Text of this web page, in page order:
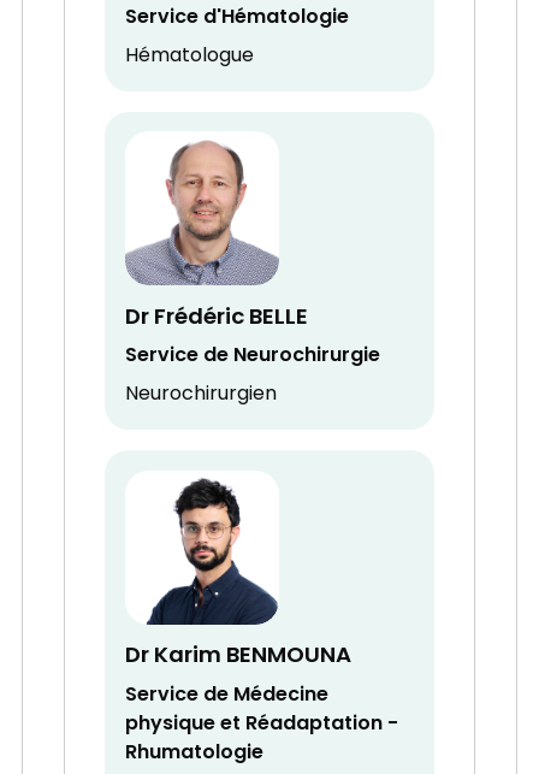
Service d'Hématologie
Hématologue
Dr Frédéric BELLE
Service de Neurochirurgie
Neurochirurgien
Dr Karim BENMOUNA
Service de Médecine
physique et Réadaptation -
Rhumatologie